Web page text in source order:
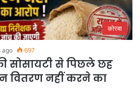
कोरबा
ago 697
सोसायटी से पिछले छह
वितरण नहीं करने का